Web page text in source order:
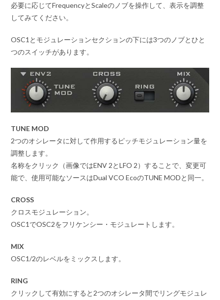
必要に応じてFrequencyとScaleのノブを操作して、表示を調整
してみてください。
OSC1とモジュレーションセクションの下には3つのノブとひと
つのスイッチがあります。
TUNE MOD
2つのオシレータに対して作用するピッチモジュレーション量を
調整します。
名称をクリック（画像ではENV 2とLFO 2）することで、変更可
能で、使用可能なソースはDual VCO EcoのTUNE MODと同一。
CROSS
クロスモジュレーション。
OSC1でOSC2をフリケンシー・モジュレートします。
MIX
OSC1/2のレベルをミックスします。
RING
クリックして有効にすると2つのオシレータ間でリングモジュレ